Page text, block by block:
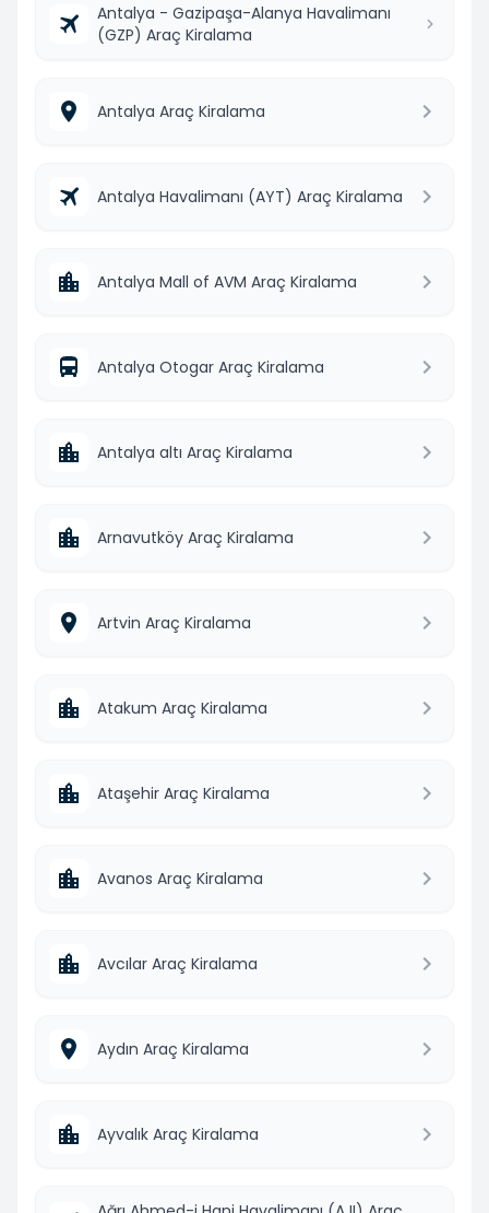
Antalya - Gazipaşa-Alanya Havalimanı
(GZP) Araç Kiralama
Antalya Araç Kiralama
Antalya Havalimanı (AYT) Araç Kiralama
Antalya Mall of AVM Araç Kiralama
Antalya Otogar Araç Kiralama
Antalya altı Araç Kiralama
Arnavutköy Araç Kiralama
Artvin Araç Kiralama
Atakum Araç Kiralama
Ataşehir Araç Kiralama
Avanos Araç Kiralama
Avcılar Araç Kiralama
Aydın Araç Kiralama
Ayvalık Araç Kiralama